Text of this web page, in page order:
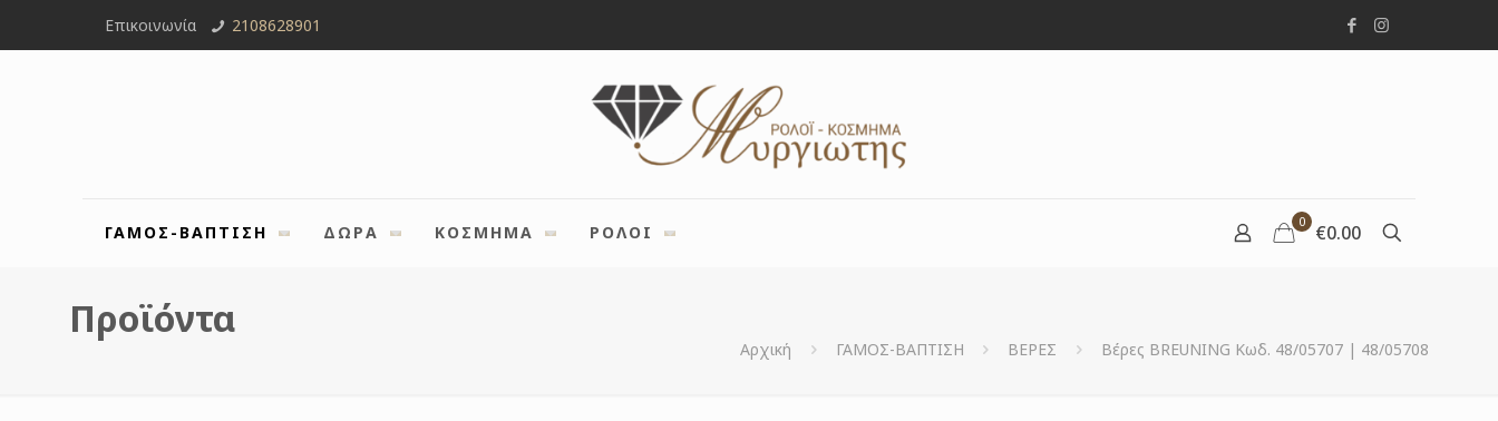
Επικοινωνία 2108628901
ΓΑΜΟΣ-ΒΑΠΤΙΣΗ ΔΩΡΑ ΚΟΣΜΗΜΑ ΡΟΛΟΙ
0 €0.00
Προϊόντα
Αρχική ΓΑΜΟΣ-ΒΑΠΤΙΣΗ ΒΕΡΕΣ Βέρες BREUNING Κωδ. 48/05707 | 48/05708